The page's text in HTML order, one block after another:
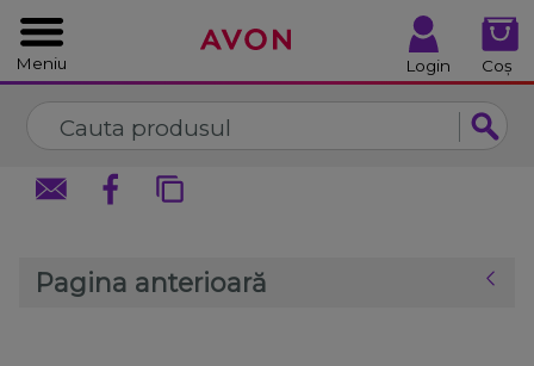
Meniu Login Coș
Pagina anterioară
Închide Închide